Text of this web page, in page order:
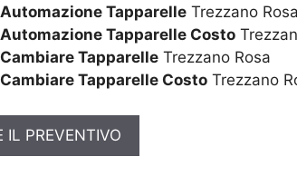
Automazione Tapparelle Trezzano Rosa
Automazione Tapparelle Costo
Cambiare Tapparelle Trezzano Rosa
Cambiare Tapparelle Costo Trezzano
IL PREVENTIVO